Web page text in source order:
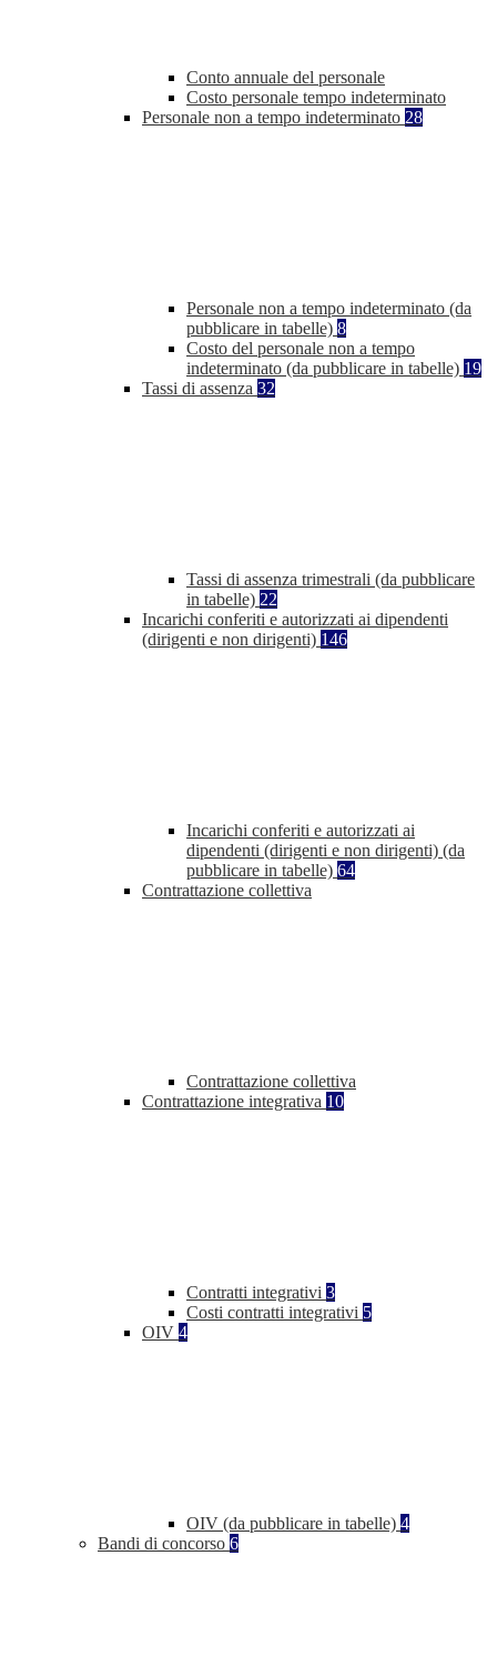
Conto annuale del personale
Costo personale tempo indeterminato
Personale non a tempo indeterminato 28
Personale non a tempo indeterminato (da
pubblicare in tabelle) 8
Costo del personale non a tempo
indeterminato (da pubblicare in tabelle) 19
Tassi di assenza 32
Tassi di assenza trimestrali (da pubblicare
in tabelle) 22
Incarichi conferiti e autorizzati ai dipendenti
(dirigenti e non dirigenti) 146
Incarichi conferiti e autorizzati ai
dipendenti (dirigenti e non dirigenti) (da
pubblicare in tabelle) 64
Contrattazione collettiva
Contrattazione collettiva
Contrattazione integrativa 10
Contratti integrativi 3
Costi contratti integrativi 5
OIV 4
OIV (da pubblicare in tabelle) 4
Bandi di concorso 6